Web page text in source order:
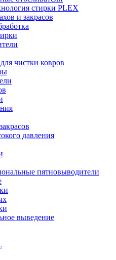
стирки PLEX
и закрасов
чистки ковров
давления
пятновыводители
выведение